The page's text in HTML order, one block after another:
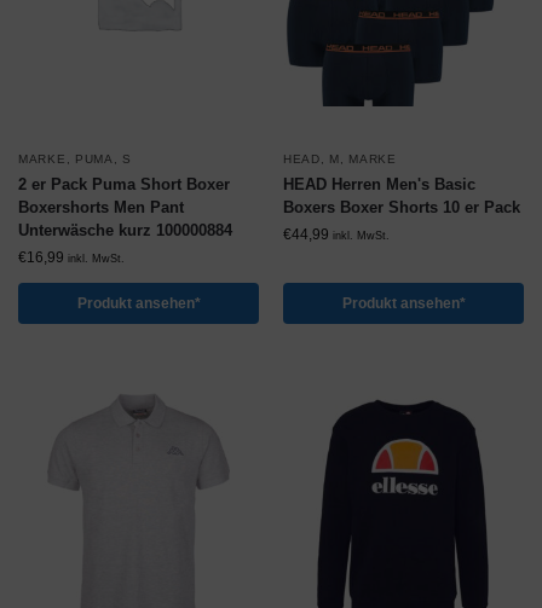
MARKE PUMA S
2 er Pack Puma Short Boxer
Boxershorts Men Pant
Unterwäsche kurz 100000884
€16,99 inkl. MwSt.
Produkt ansehen*
HEAD M MARKE
HEAD Herren Men's Basic
Boxers Boxer Shorts 10 er Pack
€44,99 inkl. MwSt.
Produkt ansehen*